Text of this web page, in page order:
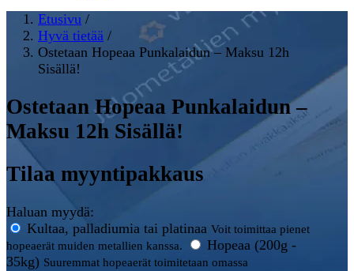
Etusivu /
Hyvä tietää /
Ostetaan Hopeaa Punkalaidun – Maksu 12h
Sisällä!
Ostetaan Hopeaa Punkalaidun –
Maksu 12h Sisällä!
Tilaa myyntipakkaus
Haluan myydä:
Kultaa, palladiumia tai platinaa Voit toimittaa pienet
hopeaerät muiden metallien kanssa.
Hopeaa (200g -
35kg) Suuremmat hopeaerät toimitetaan omassa